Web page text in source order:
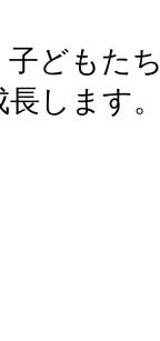
どもた
長します